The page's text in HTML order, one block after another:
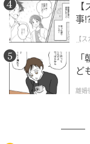
脊髄の神経が圧
ではなく、脇の
があります（放
ず、長引く痛み
「しびれ」や
単なる痛みだけ
事
【
懲ら
ど
離婚